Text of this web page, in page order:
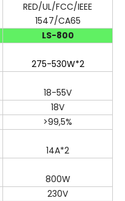
RED/UL/FCC/IEEE
1547/CA65
LS-800
275-530W*2
18-55V
18V
>99,5%
14A*2
800W
230V